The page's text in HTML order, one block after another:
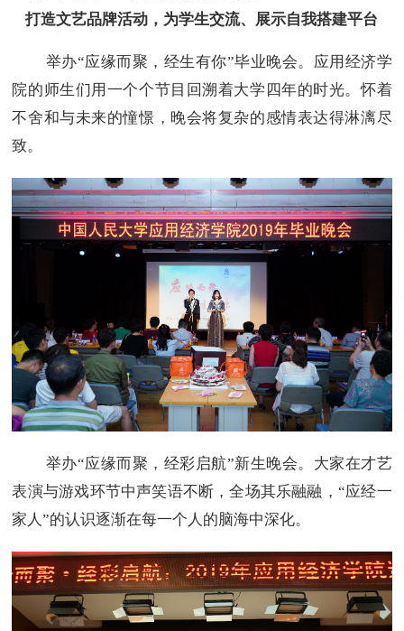
打造文艺品牌活动，为学生交流、展示自我搭建平台
举办“应缘而聚，经生有你”毕业晚会。应用经济学
院的师生们用一个个节目回溯着大学四年的时光。怀着
不舍和与未来的憧憬，晚会将复杂的感情表达得淋漓尽
致。
举办“应缘而聚，经彩启航”新生晚会。大家在才艺
表演与游戏环节中声笑语不断，全场其乐融融，“应经一
家人”的认识逐渐在每一个人的脑海中深化。